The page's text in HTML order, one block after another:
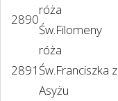
2890
róża
Św.Filomeny
2891
róża
Św.Franciszka z
Asyżu